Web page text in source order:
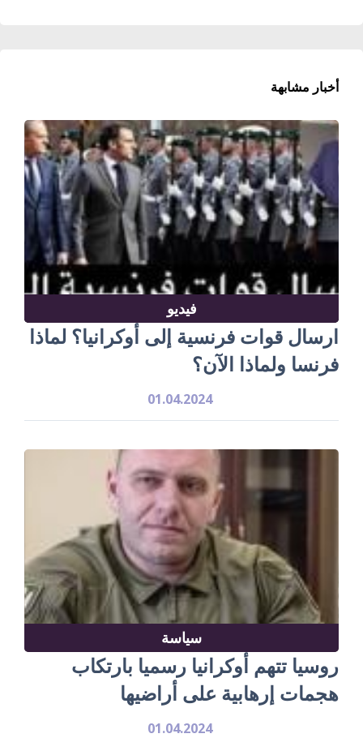
أخبار مشابهة
فيديو
ارسال قوات فرنسية إلى أوكرانيا؟ لماذا
فرنسا ولماذا الآن؟
01.04.2024
سياسة
روسيا تتهم أوكرانيا رسميا بارتكاب
هجمات إرهابية على أراضيها
01.04.2024